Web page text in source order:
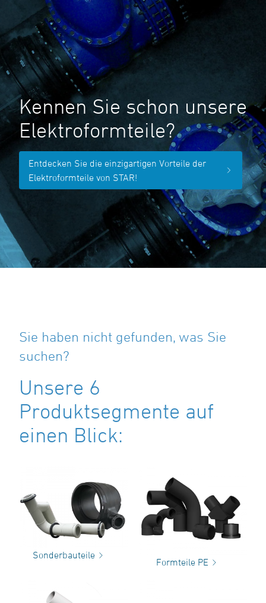
Kennen Sie schon unsere
Elektroformteile?
Entdecken Sie die einzigartigen Vorteile der
Elektroformteile von STAR!
Sie haben nicht gefunden, was Sie
suchen?
Unsere 6
Produktsegmente auf
einen Blick:
Sonderbauteile
Formteile PE